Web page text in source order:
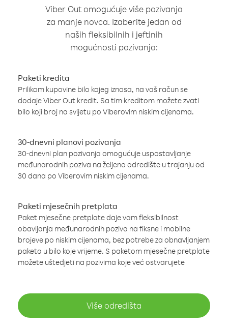
Viber Out omogućuje više pozivanja
za manje novca. Izaberite jedan od
naših fleksibilnih i jeftinih
mogućnosti pozivanja:
Paketi kredita
Prilikom kupovine bilo kojeg iznosa, na vaš račun se
dodaje Viber Out kredit. Sa tim kreditom možete zvati
bilo koji broj na svijetu po Viberovim niskim cijenama.
30-dnevni planovi pozivanja
30-dnevni plan pozivanja omogućuje uspostavljanje
međunarodnih poziva na željeno odredište u trajanju od
30 dana po Viberovim niskim cijenama.
Paketi mjesečnih pretplata
Paket mjesečne pretplate daje vam fleksibilnost
obavljanja međunarodnih poziva na fiksne i mobilne
brojeve po niskim cijenama, bez potrebe za obnavljanjem
paketa u bilo koje vrijeme. S paketom mjesečne pretplate
možete uštedjeti na pozivima koje već ostvarujete
Više odredišta